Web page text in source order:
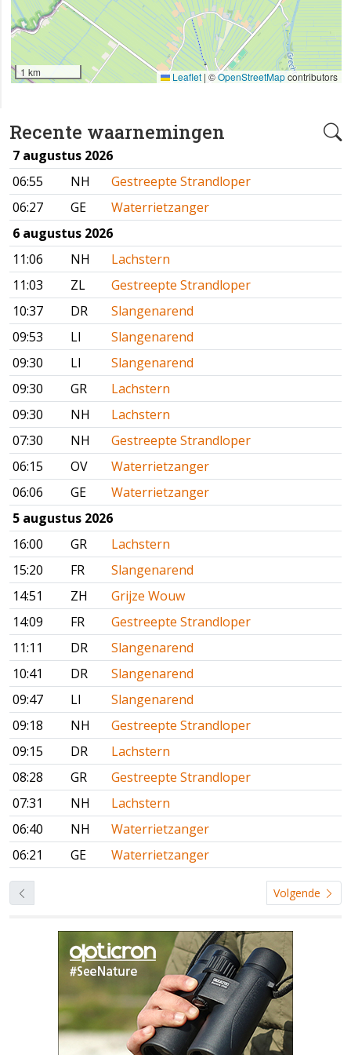
Recente waarnemingen
7 augustus 2026
06:55
NH
Gestreepte Strandloper
06:27
GE
Waterrietzanger
6 augustus 2026
11:06
NH
Lachstern
11:03
ZL
Gestreepte Strandloper
10:37
DR
Slangenarend
09:53
LI
Slangenarend
09:30
LI
Slangenarend
09:30
GR
Lachstern
09:30
NH
Lachstern
07:30
NH
Gestreepte Strandloper
06:15
OV
Waterrietzanger
06:06
GE
Waterrietzanger
5 augustus 2026
16:00
GR
Lachstern
15:20
FR
Slangenarend
14:51
ZH
Grijze Wouw
14:09
FR
Gestreepte Strandloper
11:11
DR
Slangenarend
10:41
DR
Slangenarend
09:47
LI
Slangenarend
09:18
NH
Gestreepte Strandloper
09:15
DR
Lachstern
08:28
GR
Gestreepte Strandloper
07:31
NH
Lachstern
06:40
NH
Waterrietzanger
06:21
GE Waterrietzanger
Volgende
1 km Leaflet | ©OpenStreetMapcontributors